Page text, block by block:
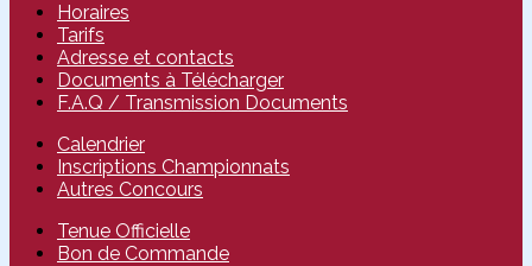
Horaires
Tarifs
Adresse et contacts
Documents à Télécharger
F.A.Q / Transmission Documents
Calendrier
Inscriptions Championnats
Autres Concours
Tenue Officielle
Bon de Commande